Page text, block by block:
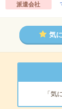
派遣会社
気
「気